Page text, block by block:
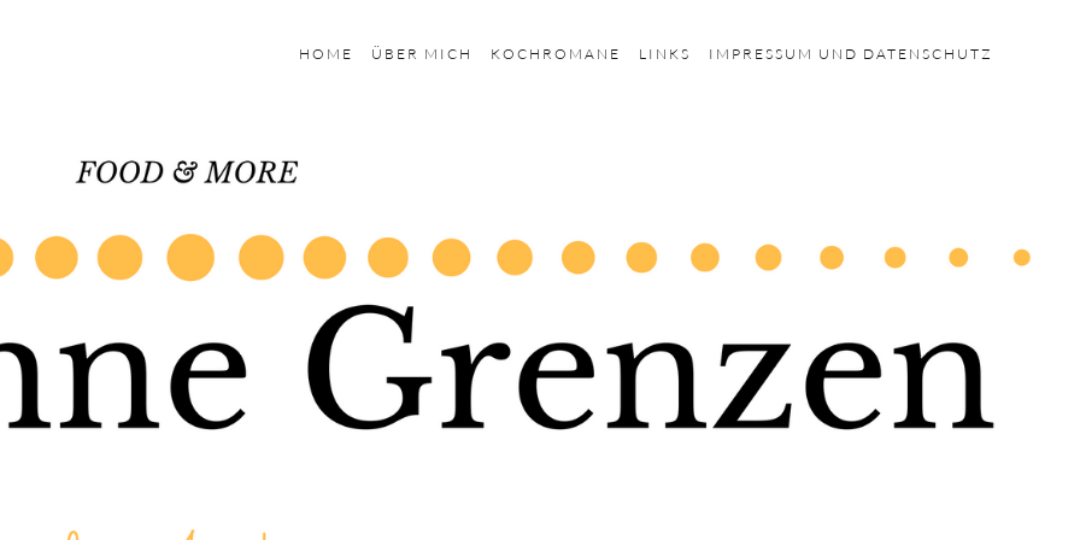
HOME ÜBER MICH KOCHROMANE LINKS IMPRESSUM UND DATENSCHUTZ